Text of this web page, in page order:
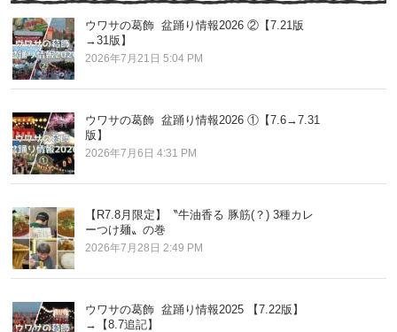
ウワサの葛飾 盆踊り情報2026 ②【7.21版
→31版】
2026年7月21日 5:04 PM
ウワサの葛飾 盆踊り情報2026 ①【7.6→7.31
版】
2026年7月6日 4:31 PM
【R7.8月限定】〝牛油香る 豚筋(？) 3種カレ
ーつけ麺〟の巻
2026年7月28日 2:49 PM
ウワサの葛飾 盆踊り情報2025 【7.22版】
→【8.7追記】